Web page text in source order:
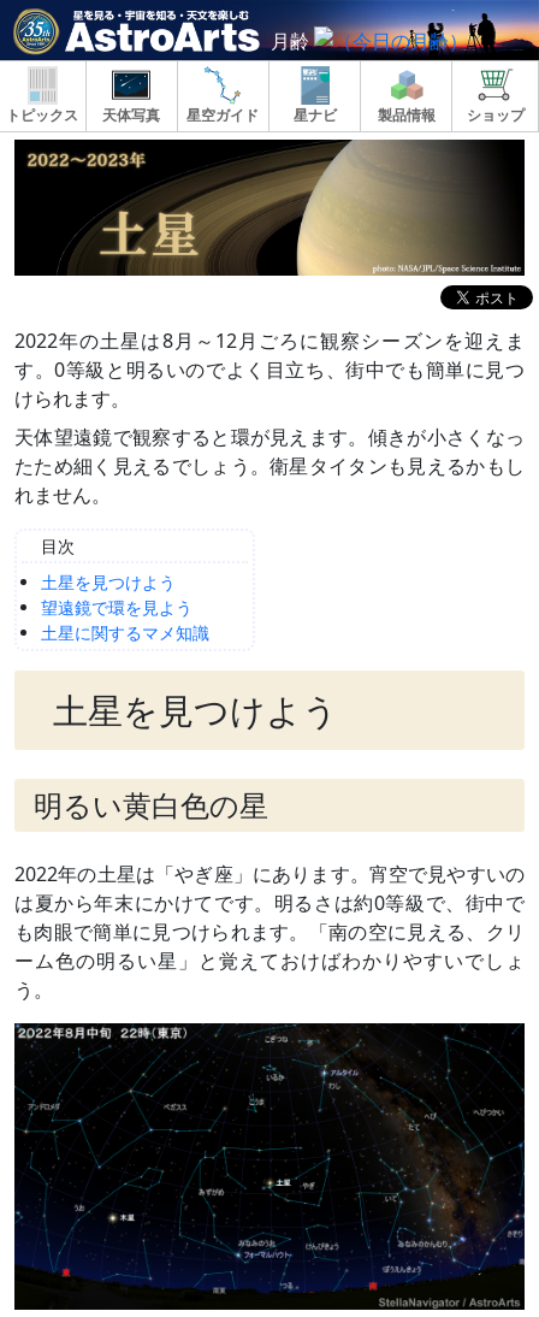
月齢
トピックス 天体写真 星空ガイド 星ナビ 製品情報 ショップ
2022年の土星は8月～12月ごろに観察シーズンを迎えま
す。0等級と明るいのでよく目立ち、街中でも簡単に見つ
けられます。
天体望遠鏡で観察すると環が見えます。傾きが小さくなっ
たため細く見えるでしょう。衛星タイタンも見えるかもし
れません。
目次
土星を見つけよう
望遠鏡で環を見よう
土星に関するマメ知識
土星を見つけよう
明るい黄白色の星
2022年の土星は「やぎ座」にあります。宵空で見やすいの
は夏から年末にかけてです。明るさは約0等級で、街中で
も肉眼で簡単に見つけられます。「南の空に見える、クリ
ーム色の明るい星」と覚えておけばわかりやすいでしょ
う。